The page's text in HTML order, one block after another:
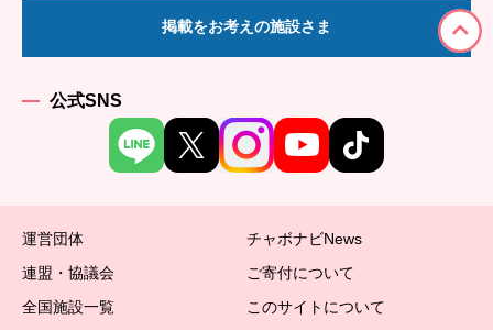
掲載をお考えの施設さま
公式SNS
運営団体
チャボナビNews
連盟・協議会
ご寄付について
全国施設一覧
このサイトについて